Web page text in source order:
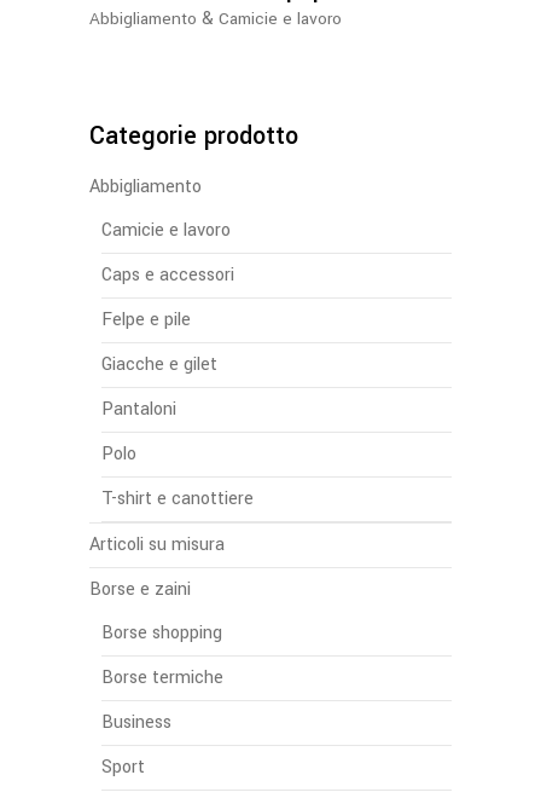
essere
del
Abbigliamento & Camicie e lavoro
Categorie prodotto
Abbigliamento
Camicie e lavoro
Caps e accessori
Felpe e pile
Giacche e gilet
Pantaloni
Polo
T-shirt e canottiere
Articoli su misura
Borse e zaini
Borse shopping
Borse termiche
Business
Sport